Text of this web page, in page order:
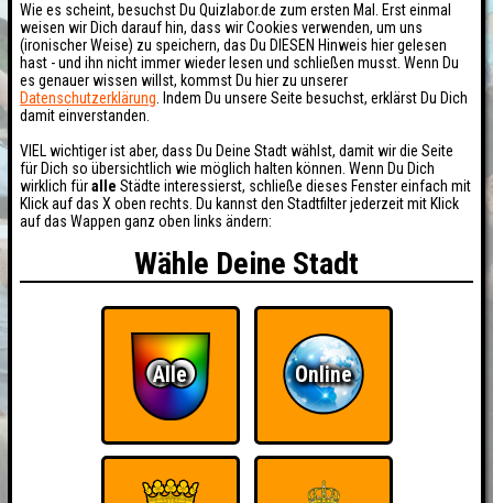
Wie es scheint, besuchst Du Quizlabor.de zum ersten Mal. Erst einmal
weisen wir Dich darauf hin, dass wir Cookies verwenden, um uns
(ironischer Weise) zu speichern, das Du DIESEN Hinweis hier gelesen
hast - und ihn nicht immer wieder lesen und schließen musst. Wenn Du
es genauer wissen willst, kommst Du hier zu unserer
Datenschutzerklärung . Indem Du unsere Seite besuchst, erklärst Du Dich
damit einverstanden.
VIEL wichtiger ist aber, dass Du Deine Stadt wählst, damit wir die Seite
für Dich so übersichtlich wie möglich halten können. Wenn Du Dich
wirklich füralle Städte interessierst, schließe dieses Fenster einfach mit
Klick auf das X oben rechts. Du kannst den Stadtfilter jederzeit mit Klick
auf das Wappen ganz oben links ändern:
Wähle Deine Stadt
Alle Online